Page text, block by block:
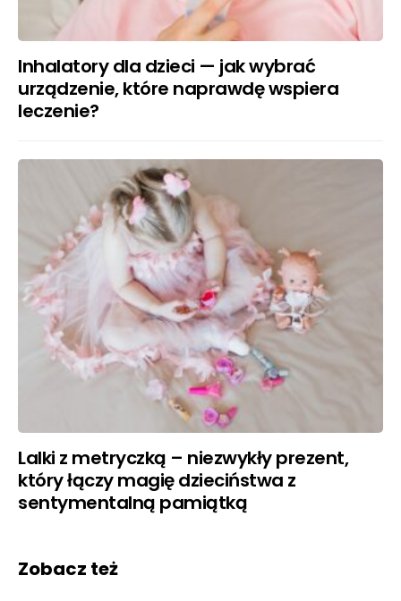
Inhalatory dla dzieci — jak wybrać
urządzenie, które naprawdę wspiera
leczenie?
Lalki z metryczką – niezwykły prezent,
który łączy magię dzieciństwa z
sentymentalną pamiątką
Zobacz też